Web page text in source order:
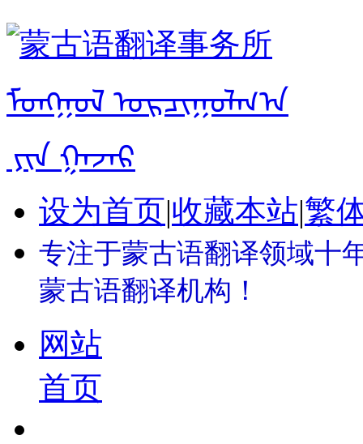
设为首页|收藏本站|繁
专注于蒙古语翻译领域十
蒙古语翻译机构！
网站
首页